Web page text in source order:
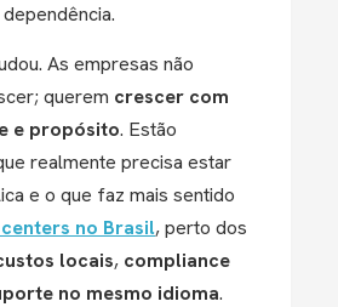
As empresas não
querem crescer com
e propósito. Estão
realmente precisa estar
e o que faz mais sentido
no Brasil, perto dos
locais, compliance
no mesmo idioma.